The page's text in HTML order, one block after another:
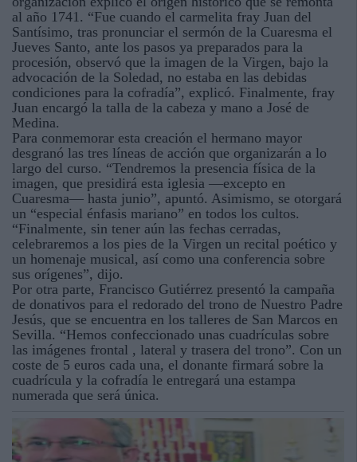
al año 1741. “Fue cuando el carmelita fray Juan del
Santísimo, tras pronunciar el sermón de la Cuaresma el
Jueves Santo, ante los pasos ya preparados para la
procesión, observó que la imagen de la Virgen, bajo la
advocación de la Soledad, no estaba en las debidas
condiciones para la cofradía”, explicó. Finalmente, fray
Juan encargó la talla de la cabeza y mano a José de
Medina.
Para conmemorar esta creación el hermano mayor
desgranó las tres líneas de acción que organizarán a lo
largo del curso. “Tendremos la presencia física de la
imagen, que presidirá esta iglesia —excepto en
Cuaresma— hasta junio”, apuntó. Asimismo, se otorgará
un “especial énfasis mariano” en todos los cultos.
“Finalmente, sin tener aún las fechas cerradas,
celebraremos a los pies de la Virgen un recital poético y
un homenaje musical, así como una conferencia sobre
sus orígenes”, dijo.
Por otra parte, Francisco Gutiérrez presentó la campaña
de donativos para el redorado del trono de Nuestro Padre
Jesús, que se encuentra en los talleres de San Marcos en
Sevilla. “Hemos confeccionado unas cuadrículas sobre
las imágenes frontal , lateral y trasera del trono”. Con un
coste de 5 euros cada una, el donante firmará sobre la
cuadrícula y la cofradía le entregará una estampa
numerada que será única.